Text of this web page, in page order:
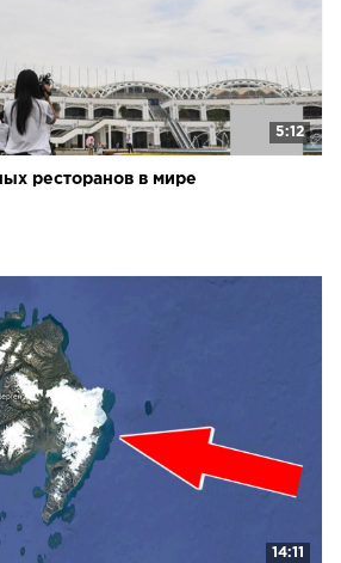
5:12
ресторанов в мире
14:11